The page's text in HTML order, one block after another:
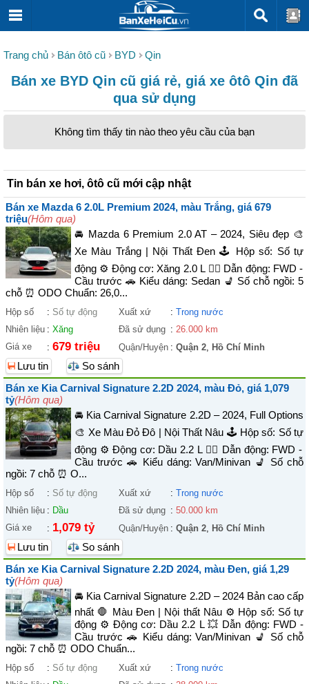
Trang chủ Bán ôtô cũ BYD Qin
Bán xe BYD Qin cũ giá rẻ, giá xe ôtô Qin đã
qua sử dụng
Không tìm thấy tin nào theo yêu cầu của bạn
Tin bán xe hơi, ôtô cũ mới cập nhật
Bán xe Mazda 6 2.0L Premium 2024, màu Trắng, giá 679
triệu(Hôm qua)
🚘 Mazda 6 Premium 2.0 AT – 2024, Siêu đẹp 🎨
Xe Màu Trắng | Nội Thất Đen 🕹️ Hộp số: Số tự
động ⚙️ Động cơ: Xăng 2.0 L 🚴‍♀️ Dẫn động: FWD -
Cầu trước 🚗 Kiểu dáng: Sedan 💺 Số chỗ ngồi: 5
chỗ ⏰ ODO Chuẩn: 26,0...
Hộp số : Số tự động Xuất xứ : Trong nước
Nhiên liệu : Xăng Đã sử dụng : 26.000 km
Giá xe
: 679 triệu Quận/Huyện : Quận 2, Hồ Chí Minh
Lưu tin
So sánh
Bán xe Kia Carnival Signature 2.2D 2024, màu Đỏ, giá 1,079
tỷ(Hôm qua)
🚘 Kia Carnival Signature 2.2D – 2024, Full Options
🎨 Xe Màu Đỏ Đô | Nội Thất Nâu 🕹️ Hộp số: Số tự
động ⚙️ Động cơ: Dầu 2.2 L 🚴‍♀️ Dẫn động: FWD -
Cầu trước 🚗 Kiểu dáng: Van/Minivan 💺 Số chỗ
ngồi: 7 chỗ ⏰ O...
Hộp số : Số tự động Xuất xứ : Trong nước
Nhiên liệu : Dầu Đã sử dụng : 50.000 km
Giá xe
: 1,079 tỷ Quận/Huyện : Quận 2, Hồ Chí Minh
Lưu tin
So sánh
Bán xe Kia Carnival Signature 2.2D 2024, màu Đen, giá 1,29
tỷ(Hôm qua)
🚘 Kia Carnival Signature 2.2D – 2024 Bản cao cấp
nhất 🛑 Màu Đen | Nội thất Nâu ⚙️ Hộp số: Số tự
động ⚙️ Động cơ: Dầu 2.2 L 💥 Dẫn động: FWD -
Cầu trước 🚗 Kiểu dáng: Van/Minivan 💺 Số chỗ
ngồi: 7 chỗ ⏰ ODO Chuẩn...
Hộp số : Số tự động Xuất xứ : Trong nước